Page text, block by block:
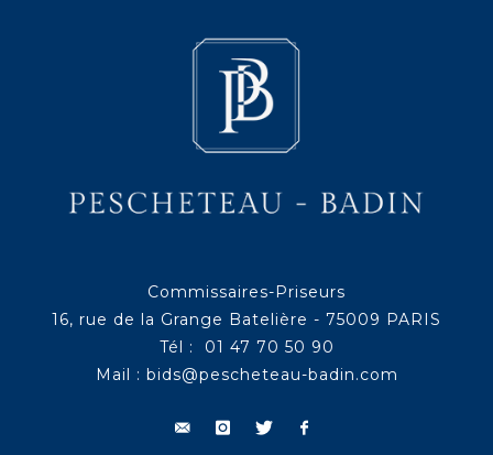
Commissaires-Priseurs
16, rue de la Grange Batelière - 75009 PARIS
Tél : 01 47 70 50 90
Mail : bids@pescheteau-badin.com